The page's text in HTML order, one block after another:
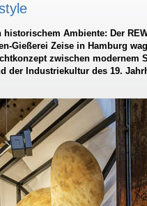
Ambiente: Der
Gießerei Zeise in Hamburg
zwischen modernem
der Industriekultur des 19.